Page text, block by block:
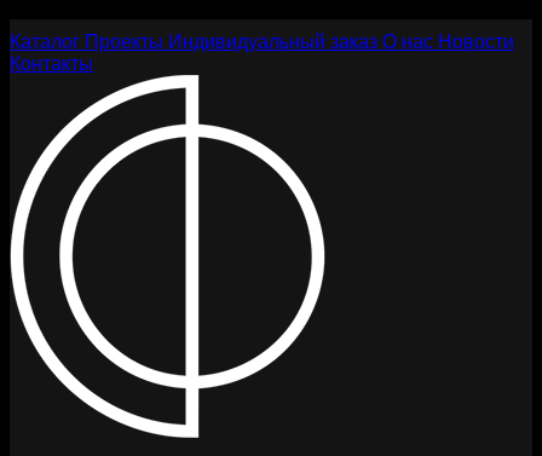
Каталог Проекты Индивидуальный заказ О нас Новости
Контакты